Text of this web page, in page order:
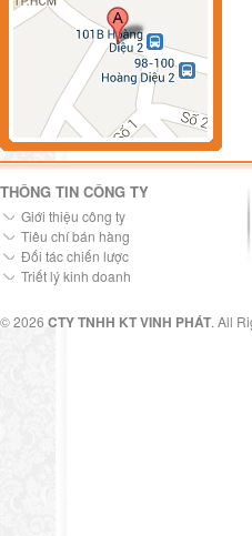
THÔNG TIN CÔNG TY
Giới thiệu công ty
Tiêu chí bán hàng
Đối tác chiến lược
Triết lý kinh doanh
© 2026 CTY TNHH KT VINH PHÁT. All